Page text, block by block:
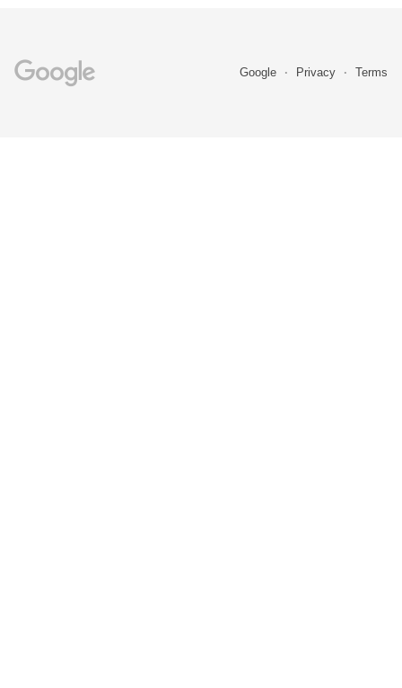
Google Privacy Terms